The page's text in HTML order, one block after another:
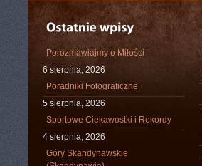
Porozmawiajmy o Miłości
6 sierpnia, 2026
Poradniki Fotograficzne
5 sierpnia, 2026
Sportowe Ciekawostki i Rekordy
4 sierpnia, 2026
Góry Skandynawskie